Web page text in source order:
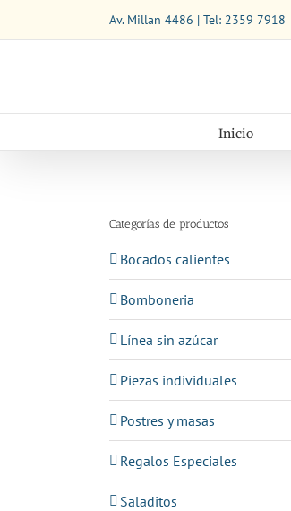
contenido
Av. Millan 4486 | Tel: 2359 7918
Inicio
Categorías de productos
Bocados calientes
Bomboneria
Línea sin azúcar
Piezas individuales
Postres y masas
Regalos Especiales
Saladitos